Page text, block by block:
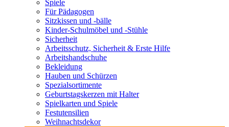
Spiele
Für Pädagogen
Sitzkissen und -bälle
Kinder-Schulmöbel und -Stühle
Sicherheit
Arbeitsschutz, Sicherheit & Erste Hilfe
Arbeitshandschuhe
Bekleidung
Hauben und Schürzen
Spezialsortimente
Geburtstagskerzen mit Halter
Spielkarten und Spiele
Festutensilien
Weihnachtsdekor